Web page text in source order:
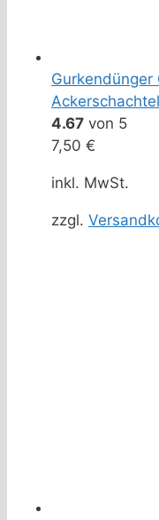
Gurkendünger
4.67 von 5
7,50 €
inkl. MwSt.
zzgl.